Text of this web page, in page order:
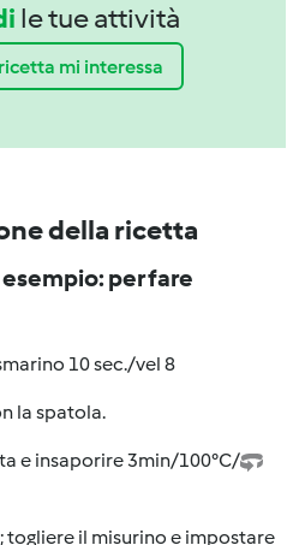
le tue attività
mi interessa
della ricetta
per fare
10 sec./vel 8
la spatola.
e insaporire 3min/100°C/
togliere il misurino e impostare